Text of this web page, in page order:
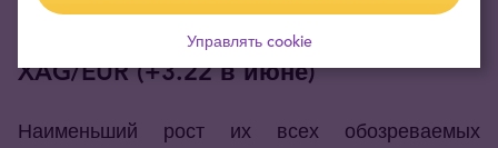
XAG/EUR (+3.22 в июне)
Наименьший рост их всех обозреваемых
Управлять cookie